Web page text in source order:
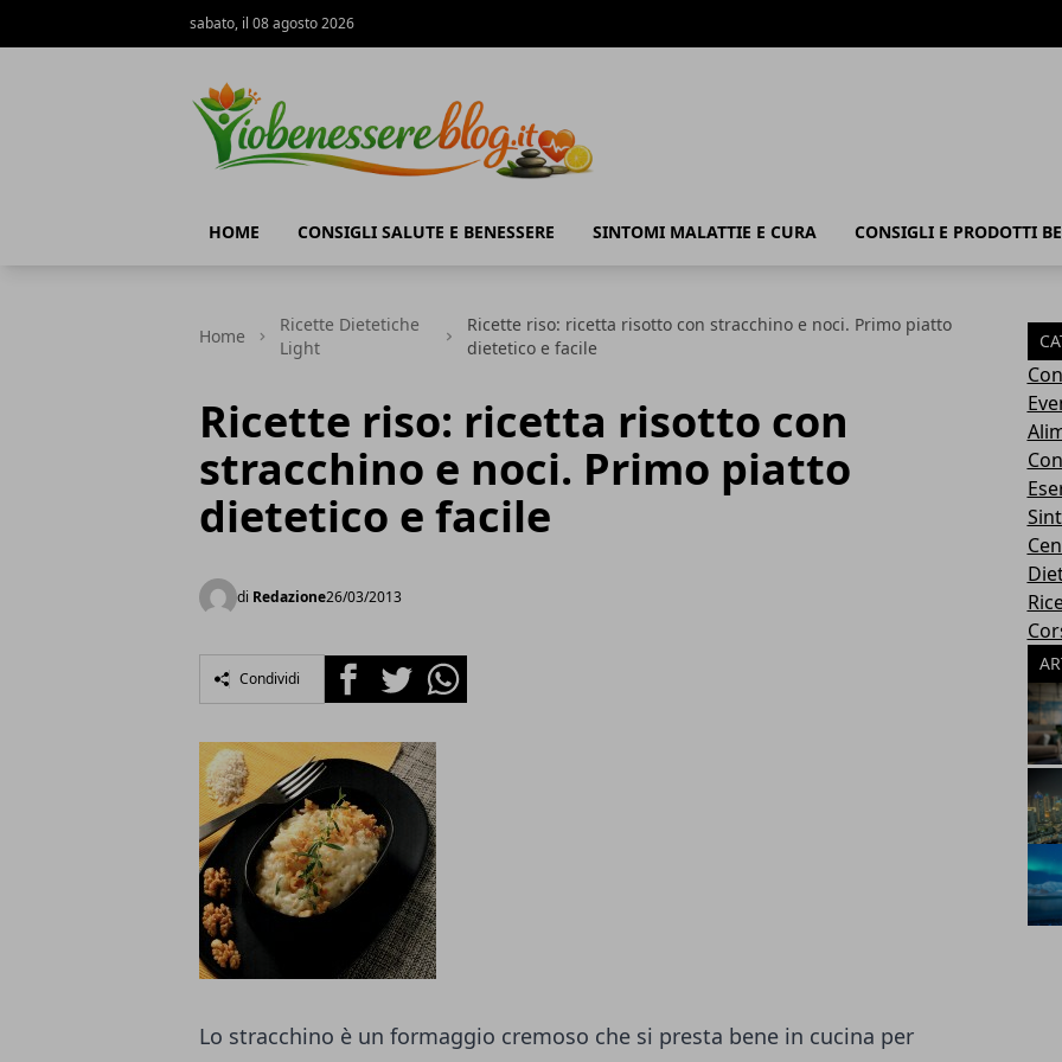
sabato, il 08 agosto 2026
HOME CONSIGLI SALUTE E BENESSERE SINTOMI MALATTIE E CURA CONSIGLI E PRODOTTI
Home
Ricette Dietetiche
Light
Ricette riso: ricetta risotto con stracchino e noci. Primo piatto
dietetico e facile
Ricette riso: ricetta risotto con
stracchino e noci. Primo piatto
dietetico e facile
di Redazione26/03/2013
Condividi FacebookTwitterWhatsapp
Lo stracchino è un formaggio cremoso che si presta bene in cucina per